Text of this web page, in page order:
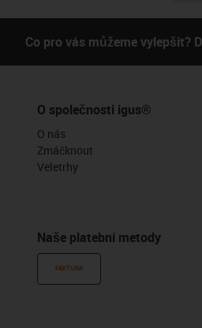
Co pro vás můžeme vylepšit?
O společnosti igus®
O nás
Zmáčknout
Veletrhy
Naše platební metody
FAKTURA